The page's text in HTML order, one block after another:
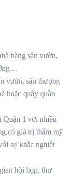
hàng sân vườn,
vườn, sân thượng
hoặc quây quần
Quận 1 với nhiều
giá trị thẩm mỹ
sự khắc nghiệt
hội họp, thư